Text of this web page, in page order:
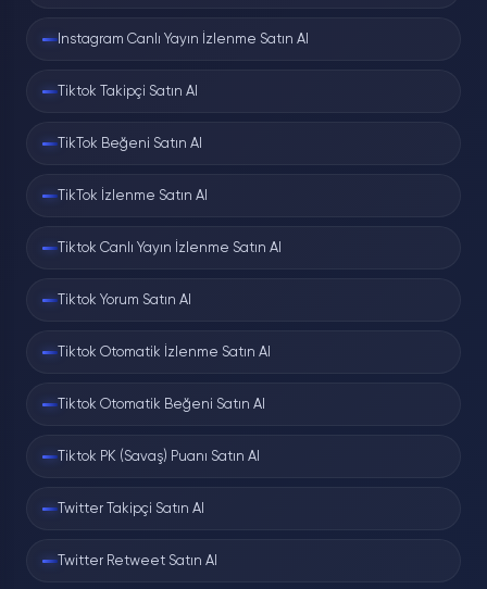
Instagram Canlı Yayın İzlenme Satın Al
Tiktok Takipçi Satın Al
TikTok Beğeni Satın Al
TikTok İzlenme Satın Al
Tiktok Canlı Yayın İzlenme Satın Al
Tiktok Yorum Satın Al
Tiktok Otomatik İzlenme Satın Al
Tiktok Otomatik Beğeni Satın Al
Tiktok PK (Savaş) Puanı Satın Al
Twitter Takipçi Satın Al
Twitter Retweet Satın Al